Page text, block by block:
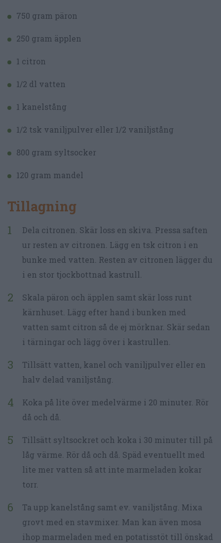
750 gram päron
250 gram äpplen
1 citron
1/2 dl vatten
1 kanelstång
1/2 tsk vaniljpulver eller 1/2 vaniljstång
800 gram syltsocker
120 gram mandel
Tillagning
Dela citronen. Skär loss en skiva. Pressa saften
ur resten av citronen. Lägg en tsk citron i en
bunke med vatten. Resten av citronen lägger du
i en stor tjockbottnad kastrull.
Skala päron och äpplen samt skär loss runt
kärnhuset. Lägg efter hand i bunken med
vatten samt citron så de ej mörknar. Skär sedan
i tärningar och lägg över i kastrullen.
Tillsätt vatten, kanel och vaniljpulver eller en
halv delad vaniljstång.
Koka på lite över medelvärme i 20 minuter. Rör
då och då.
Tillsätt syltsockret och koka i 30 minuter till på
låg värme. Rör då och då. Späd eventuellt med
lite mer vatten så att inte marmeladen kokar
torr.
Ta upp kanelstång samt ev. vaniljstång. Mixa
grovt med en stavmixer. Man kan även mosa
ihop marmeladen med en potatisstöt till önskad